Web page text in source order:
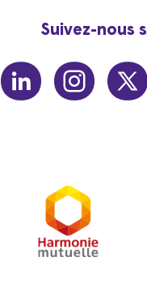
Suivez-nous
linkedin